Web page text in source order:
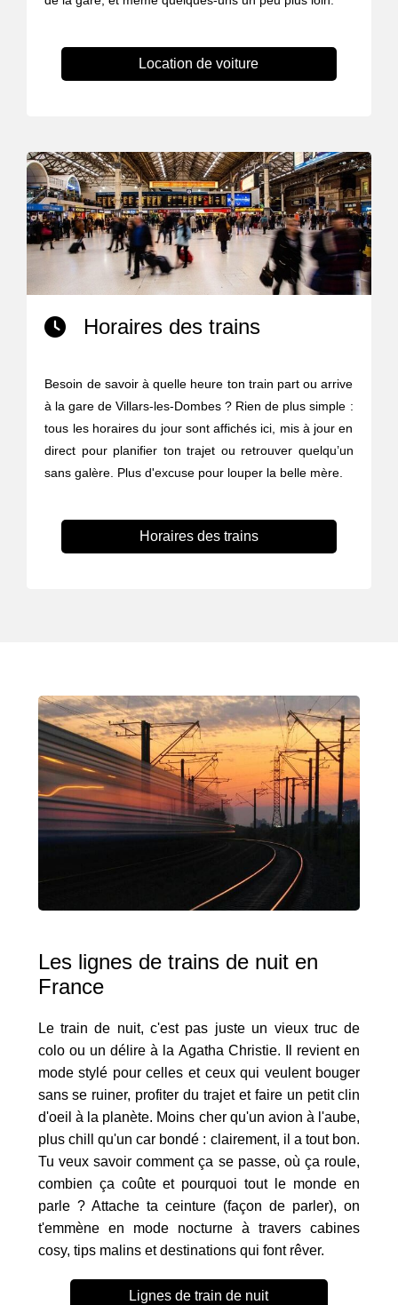
Location de voiture
Horaires des trains
Besoin de savoir à quelle heure ton train part ou arrive
à la gare de Villars-les-Dombes ? Rien de plus simple :
tous les horaires du jour sont affichés ici, mis à jour en
direct pour planifier ton trajet ou retrouver quelqu’un
sans galère. Plus d'excuse pour louper la belle mère.
Horaires des trains
Les lignes de trains de nuit en
France
Le train de nuit, c'est pas juste un vieux truc de
colo ou un délire à la Agatha Christie. Il revient en
mode stylé pour celles et ceux qui veulent bouger
sans se ruiner, profiter du trajet et faire un petit clin
d'oeil à la planète. Moins cher qu'un avion à l'aube,
plus chill qu'un car bondé : clairement, il a tout bon.
Tu veux savoir comment ça se passe, où ça roule,
combien ça coûte et pourquoi tout le monde en
parle ? Attache ta ceinture (façon de parler), on
t'emmène en mode nocturne à travers cabines
cosy, tips malins et destinations qui font rêver.
Lignes de train de nuit